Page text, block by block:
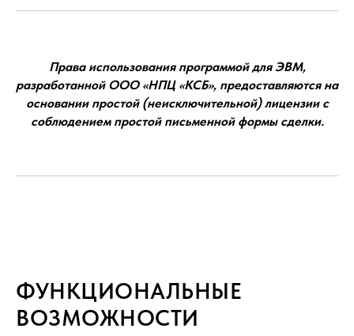
Права использования программой для ЭВМ,
разработанной ООО «НПЦ «КСБ», предоставляются на
основании простой (неисключительной) лицензии с
соблюдением простой письменной формы сделки.
ФУНКЦИОНАЛЬНЫЕ
ВОЗМОЖНОСТИ